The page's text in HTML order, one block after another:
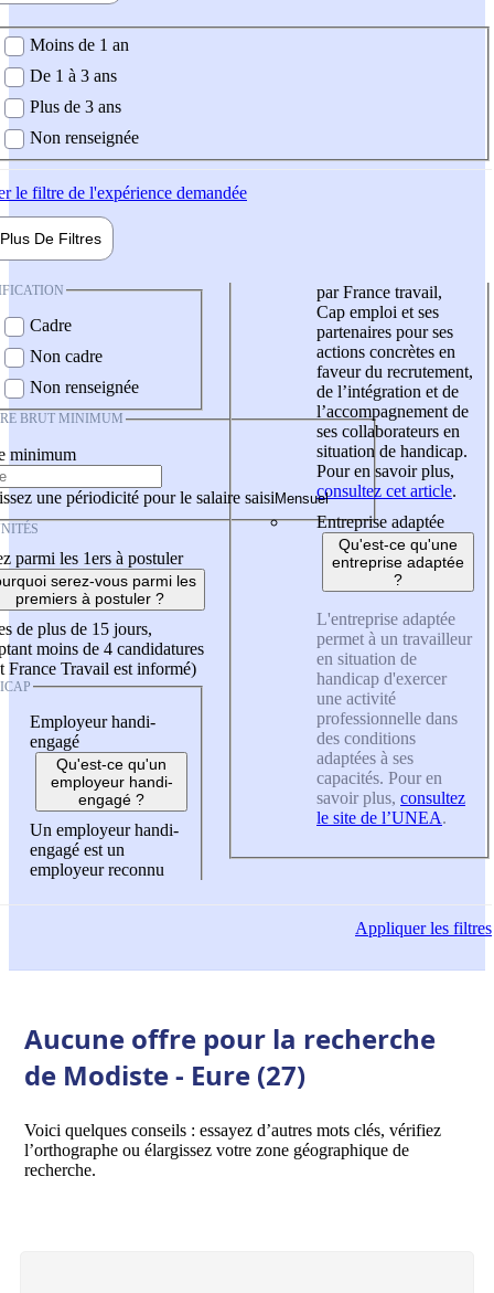
demandée
Moins de 1 an
De 1 à 3 ans
Plus de 3 ans
Non renseignée
le filtre de l'expérience demandée
Plus De Filtres
Cadre
Non cadre
Non renseignée
BRUT MINIMUM
minimum
une périodicité pour le salaire saisi
parmi les 1ers à postuler
serez-vous parmi les
premiers à postuler ?
de plus de 15 jours,
moins de 4 candidatures
France Travail est informé)
Employeur handi-
engagé
Qu'est-ce qu'un
employeur handi-
engagé ?
Un employeur handi-
engagé est un
employeur reconnu
par France travail,
Cap emploi et ses
partenaires pour ses
actions concrètes en
faveur du recrutement,
de l’intégration et de
l’accompagnement de
ses collaborateurs en
situation de handicap.
Pour en savoir plus,
consultez cet article.
Entreprise adaptée
Qu'est-ce qu'une
entreprise adaptée
?
L'entreprise adaptée
permet à un travailleur
en situation de
handicap d'exercer
une activité
professionnelle dans
des conditions
adaptées à ses
capacités. Pour en
savoir plus, consultez
le site de l’UNEA.
Appliquerles filtres
Aucune offre pour la recherche
de Modiste - Eure (27)
Voici quelques conseils : essayez d’autres mots clés, vérifiez
l’orthographe ou élargissez votre zone géographique de
recherche.